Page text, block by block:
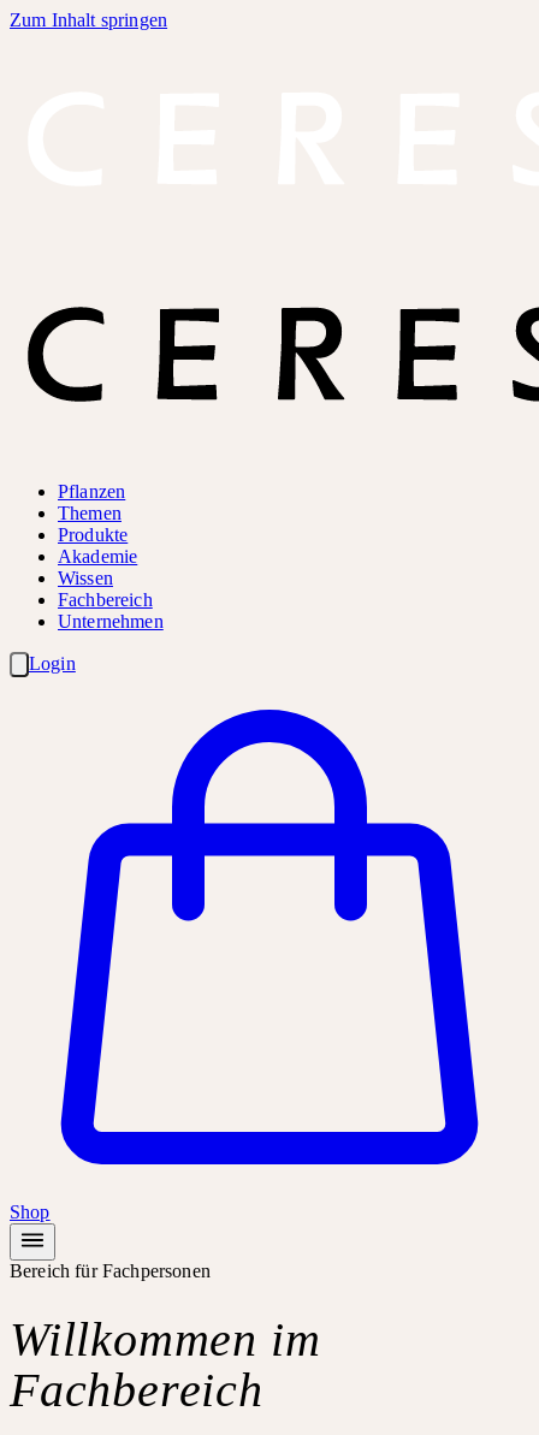
Zum Inhalt springen
Pflanzen
Themen
Produkte
Akademie
Wissen
Fachbereich
Unternehmen
Login
Shop
Bereich für Fachpersonen
Willkommen im
Fachbereich